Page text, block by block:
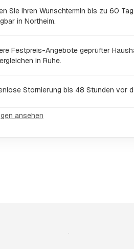
Sie Ihren Wunschtermin bis zu 60
in Northeim.
Festpreis-Angebote geprüfter
in Ruhe.
Stornierung bis 48 Stunden vor
ansehen